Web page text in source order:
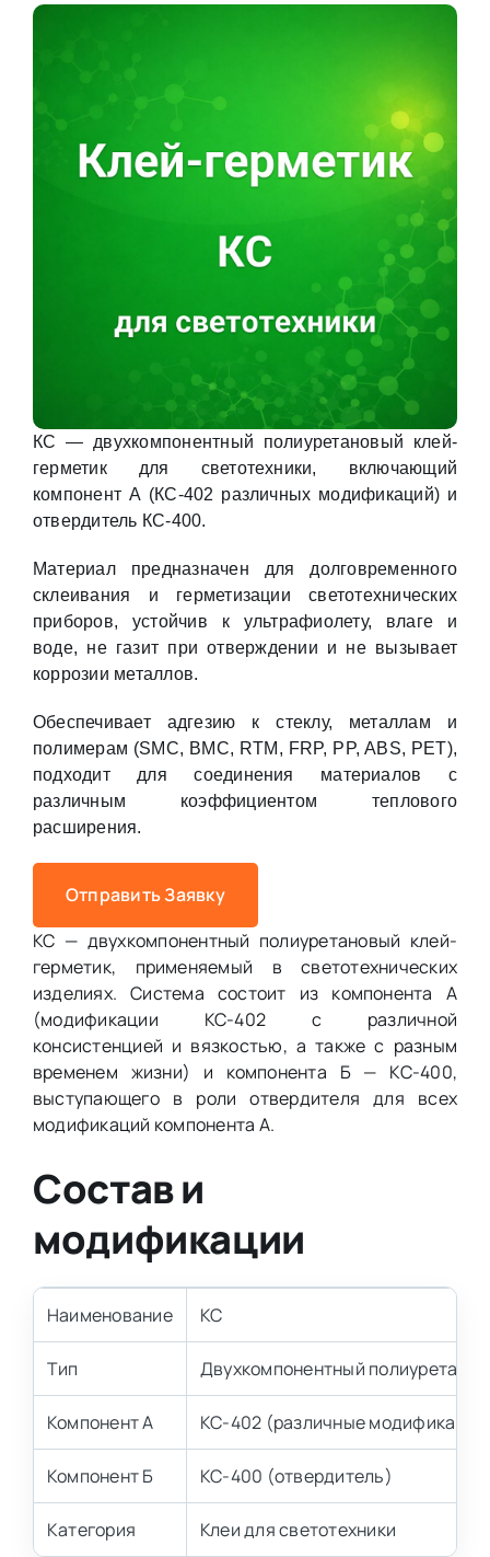
КС — двухкомпонентный полиуретановый клей-
герметик для светотехники, включающий
компонент А (КС-402 различных модификаций) и
отвердитель КС-400.
Материал предназначен для долговременного
склеивания и герметизации светотехнических
приборов, устойчив к ультрафиолету, влаге и
воде, не газит при отверждении и не вызывает
коррозии металлов.
Обеспечивает адгезию к стеклу, металлам и
полимерам (SMC, BMC, RTM, FRP, PP, ABS, PET),
подходит для соединения материалов с
различным коэффициентом теплового
расширения.
Отправить Заявку
КС — двухкомпонентный полиуретановый клей-
герметик, применяемый в светотехнических
изделиях. Система состоит из компонента А
(модификации КС-402 с различной
консистенцией и вязкостью, а также с разным
временем жизни) и компонента Б — КС-400,
выступающего в роли отвердителя для всех
модификаций компонента А.
Состав и
модификации
Наименование КС
Тип Двухкомпонентный
Компонент А КС-402 (различные модификации
Компонент Б КС-400 (отвердитель)
Категория Клеи для светотехники